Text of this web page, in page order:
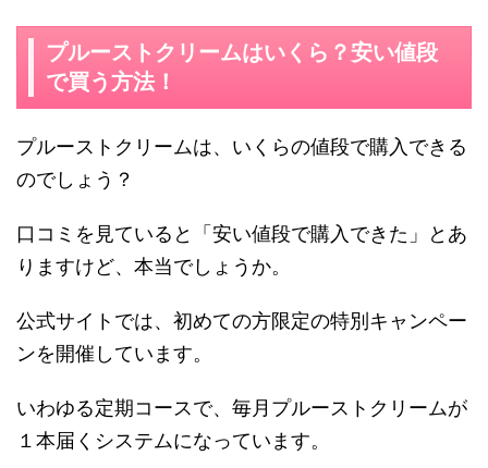
プルーストクリームはいくら？安い値段
で買う方法！
プルーストクリームは、いくらの値段で購入できる
のでしょう？
口コミを見ていると「安い値段で購入できた」とあ
りますけど、本当でしょうか。
公式サイトでは、初めての方限定の特別キャンペー
ンを開催しています。
いわゆる定期コースで、毎月プルーストクリームが
１本届くシステムになっています。